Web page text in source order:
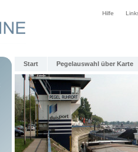
Hilfe
Start Pegelauswahl über Karte